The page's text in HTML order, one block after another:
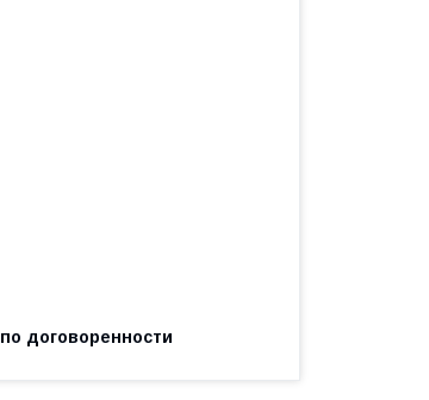
по договоренности